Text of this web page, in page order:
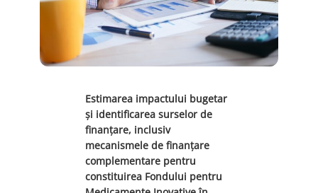
Estimarea impactului bugetar
și identificarea surselor de
finanțare, inclusiv
mecanismele de finanțare
complementare pentru
constituirea Fondului pentru